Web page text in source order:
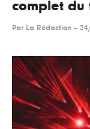
complet du
Par La Rédaction --